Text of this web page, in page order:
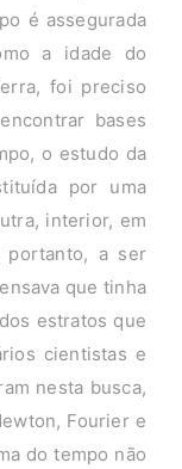
é assegurada
a idade do
foi preciso
bases
o estudo da
por uma
interior, em
portanto, a ser
que tinha
estratos que
cientistas e
nesta busca,
Fourier e
do tempo não